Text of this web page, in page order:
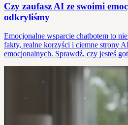
Czy zaufasz AI ze swoimi
odkryliśmy
Emocjonalne wsparcie chatbotem to
fakty, realne korzyści i ciemne strony
emocjonalnych. Sprawdź, czy jesteś